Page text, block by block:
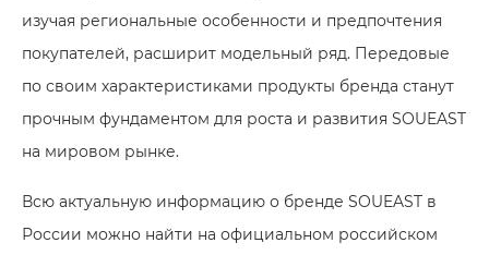
изучая региональные особенности и предпочтения
покупателей, расширит модельный ряд. Передовые
по своим характеристиками продукты бренда станут
прочным фундаментом для роста и развития SOUEAST
на мировом рынке.
Всю актуальную информацию о бренде SOUEAST в
России можно найти на официальном российском